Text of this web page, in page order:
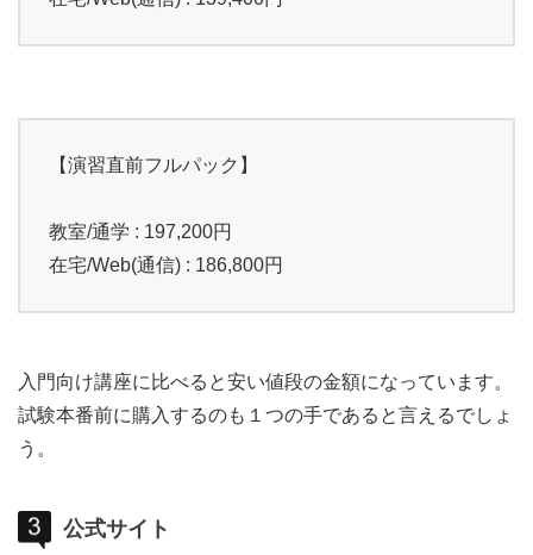
【演習直前フルパック】
教室/通学 : 197,200円
在宅/Web(通信) : 186,800円
入門向け講座に比べると安い値段の金額になっています。
試験本番前に購入するのも１つの手であると言えるでしょ
う。
公式サイト